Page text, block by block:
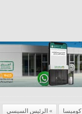
كوميسا الرئيس السيسي